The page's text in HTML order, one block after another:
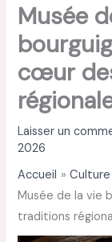
Musée
cœur
Laisser un
2026
Accueil
Culture
Musée de la vie
traditions